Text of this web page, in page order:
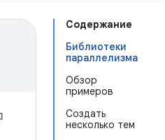
Содержание
Библиотеки
параллелизма
Обзор
примеров
Создать
несколько тем